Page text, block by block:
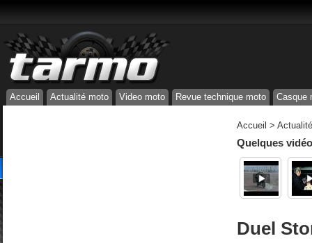
Accueil Actualité moto Video moto Revue technique moto Casque
Accueil >
Quelques
Duel